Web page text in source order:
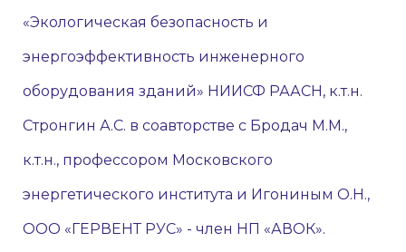
«Экологическая безопасность и
энергоэффективность инженерного
оборудования зданий» НИИСФ РААСН, к.т.н.
Стронгин А.С. в соавторстве с Бродач М.М.,
к.т.н., профессором Московского
энергетического института и Игониным О.Н.,
ООО «ГЕРВЕНТ РУС» - член НП «АВОК».